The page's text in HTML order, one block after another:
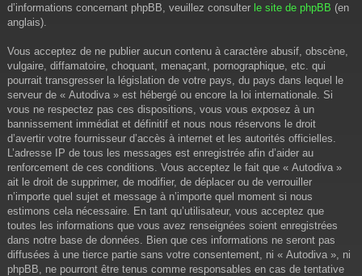
d’informations concernant phpBB, veuillez consulter le site de phpBB (en
anglais).
Vous acceptez de ne publier aucun contenu à caractère abusif, obscène,
vulgaire, diffamatoire, choquant, menaçant, pornographique, etc. qui
pourrait transgresser la législation de votre pays, du pays dans lequel le
serveur de « Autodiva » est hébergé ou encore la loi internationale. Si
vous ne respectez pas ces dispositions, vous vous exposez à un
bannissement immédiat et définitif et nous nous réservons le droit
d’avertir votre fournisseur d’accès à internet et les autorités officielles.
L’adresse IP de tous les messages est enregistrée afin d’aider au
renforcement de ces conditions. Vous acceptez le fait que « Autodiva »
ait le droit de supprimer, de modifier, de déplacer ou de verrouiller
n’importe quel sujet et message à n’importe quel moment si nous
estimons cela nécessaire. En tant qu’utilisateur, vous acceptez que
toutes les informations que vous avez renseignées soient enregistrées
dans notre base de données. Bien que ces informations ne seront pas
diffusées à une tierce partie sans votre consentement, ni « Autodiva », ni
phpBB, ne pourront être tenus comme responsables en cas de tentative